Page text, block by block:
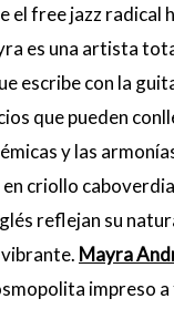
el free jazz radical
es una artista
escribe con la
que pueden
y las
criollo
reflejan su
Mayra
impreso a